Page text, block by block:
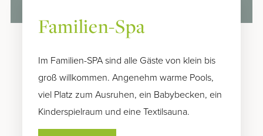
Familien-Spa
Im Familien-SPA sind alle Gäste von klein bis
groß willkommen. Angenehm warme Pools,
viel Platz zum Ausruhen, ein Babybecken, ein
Kinderspielraum und eine Textilsauna.